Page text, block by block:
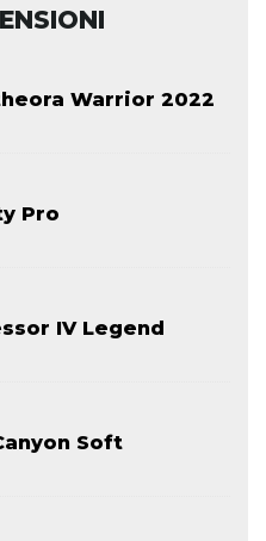
Warrior 2022
Pro
IV Legend
Soft